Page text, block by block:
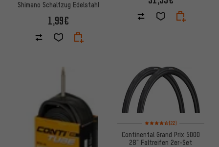
Shimano Schaltzug Edelstahl
1,99€
Bewertungen: 4,5 von 5
(22)
Continental Grand Prix 5000
28" Faltreifen 2er-Set